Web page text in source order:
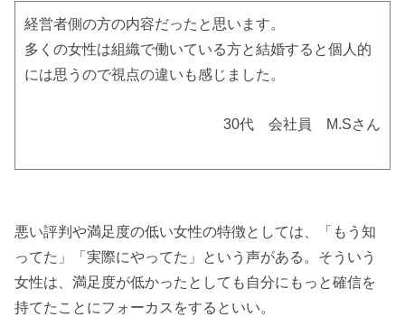
経営者側の方の内容だったと思います。
多くの女性は組織で働いている方と結婚すると個人的
には思うので視点の違いも感じました。
30代 会社員 M.Sさん
悪い評判や満足度の低い女性の特徴としては、「もう知
ってた」「実際にやってた」という声がある。そういう
女性は、満足度が低かったとしても自分にもっと確信を
持てたことにフォーカスをするといい。